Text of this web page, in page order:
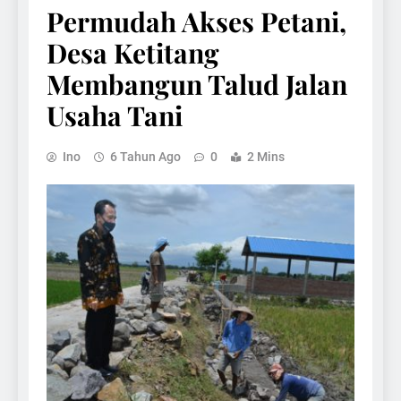
Permudah Akses Petani,
Desa Ketitang
Membangun Talud Jalan
Usaha Tani
Ino 6 Tahun Ago 0 2 Mins